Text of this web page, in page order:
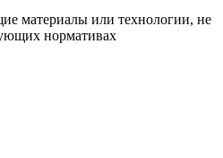
материалы или технологии, не
нормативах